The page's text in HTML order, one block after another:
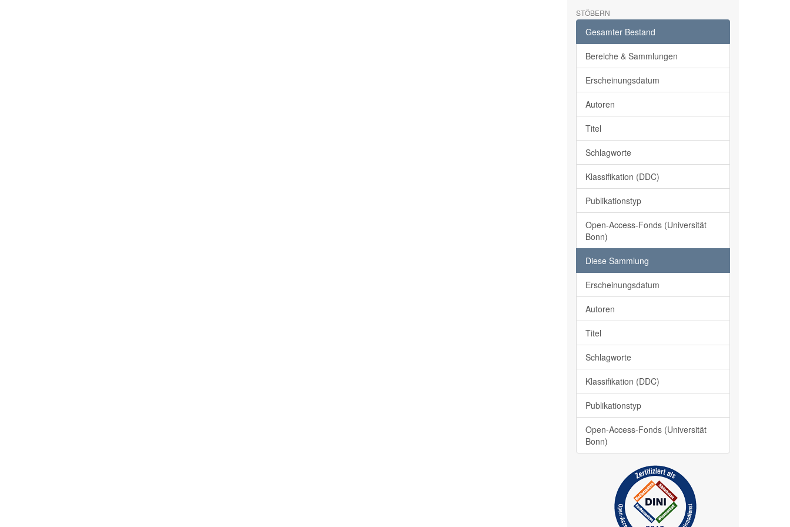
STÖBERN
Gesamter Bestand
Bereiche & Sammlungen
Erscheinungsdatum
Autoren
Titel
Schlagworte
Klassifikation (DDC)
Publikationstyp
Open-Access-Fonds (Universität
Bonn)
Diese Sammlung
Erscheinungsdatum
Autoren
Titel
Schlagworte
Klassifikation (DDC)
Publikationstyp
Open-Access-Fonds (Universität
Bonn)